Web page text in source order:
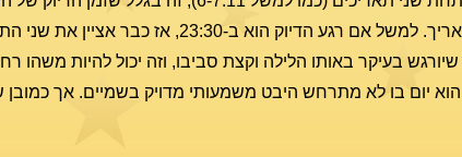
, ולכן אינני מכריע בתאריך. למשל אם רגע
שיורגש בעיקר באותו הלילה וקצת סביבו, וזה יכול להיות
הוא יום בו לא מתרחש היבט משמעותי מדויק בשמיים. אך